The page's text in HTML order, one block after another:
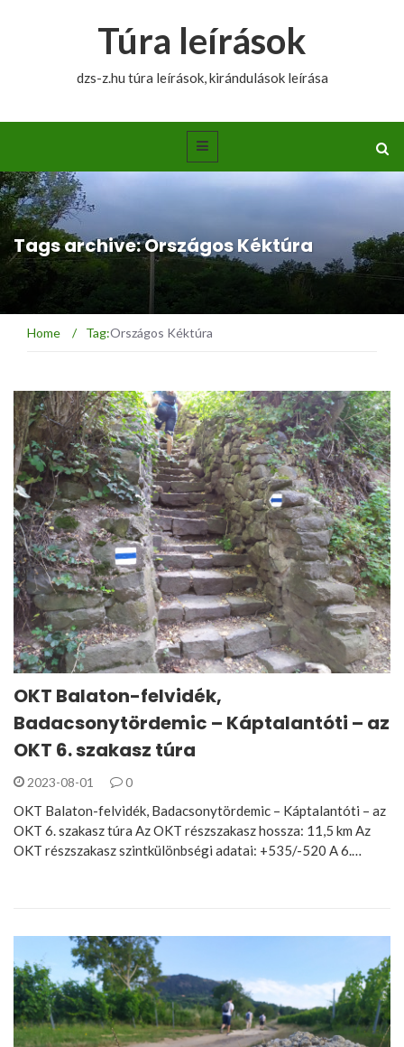
Túra leírások
dzs-z.hu túra leírások, kirándulások leírása
Tags archive: Országos Kéktúra
Home / Tag:Országos Kéktúra
OKT Balaton-felvidék,
Badacsonytördemic – Káptalantóti – az
OKT 6. szakasz túra
2023-08-01 0
OKT Balaton-felvidék, Badacsonytördemic – Káptalantóti – az
OKT 6. szakasz túra Az OKT részszakasz hossza: 11,5 km Az
OKT részszakasz szintkülönbségi adatai: +535/-520 A 6.…